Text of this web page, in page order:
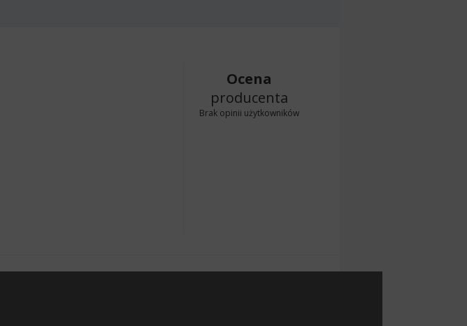
Ocena
producenta
Brak opinii użytkowników